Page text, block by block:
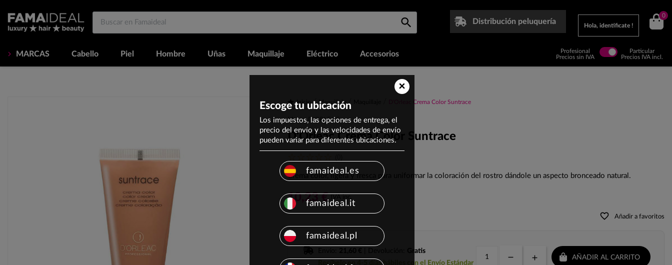
Distribución peluquería
Hola, identificate !
0
MARCAS Cabello Piel Hombre Uñas Maquillaje Eléctrico Accesorios
Profesional
Precios sin IVA
Particular
Precios IVA incl.
Inicio Maquillaje D'Orleac Crema Color Suntrace
Marca: D'ORLEAC
D'Orleac Crema Color Suntrace
Crema color, ligera y fresca para uniformar la coloración del rostro dándole un aspecto bronceado natural.
10,23 €
favorite_border Añadir a favoritos
Gratis
Recíbelo en 4-5 días hábiles con el Envío Estándar
AÑADIR AL CARRITO
×
Escoge tu ubicación
Los impuestos, las opciones de entrega, el
precio del envío y las velocidades de envío
pueden variar para diferentes ubicaciones.
famaideal.es
famaideal.it
famaideal.pl